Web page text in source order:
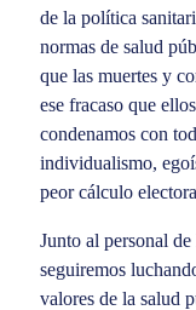
de la política
normas de salud
que las muertes y
ese fracaso que
condenamos con
individualismo,
peor cálculo
Junto al personal
seguiremos
valores de la salud